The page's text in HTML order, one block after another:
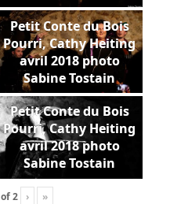
Petit Conte du Bois
Pourri, Cathy Heiting
avril 2018 photo
Sabine Tostain
Petit Conte du Bois
Pourri, Cathy Heiting
avril 2018 photo
Sabine Tostain
of2 › »